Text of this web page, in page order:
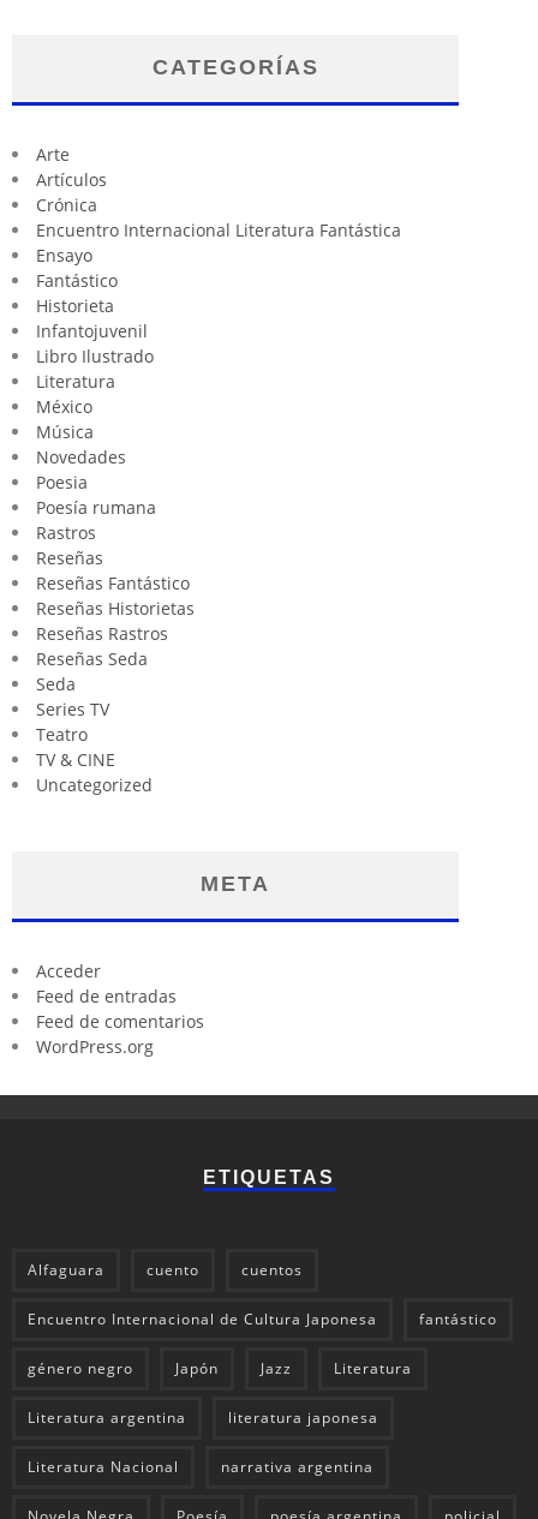
CATEGORÍAS
Arte
Artículos
Crónica
Encuentro Internacional Literatura Fantástica
Ensayo
Fantástico
Historieta
Infantojuvenil
Libro Ilustrado
Literatura
México
Música
Novedades
Poesia
Poesía rumana
Rastros
Reseñas
Reseñas Fantástico
Reseñas Historietas
Reseñas Rastros
Reseñas Seda
Seda
Series TV
Teatro
TV & CINE
Uncategorized
META
Acceder
Feed de entradas
Feed de comentarios
WordPress.org
ETIQUETAS
Alfaguara cuento cuentos
Encuentro Internacional de Cultura Japonesa fantástico
género negro Japón Jazz Literatura
Literatura argentina literatura japonesa
Literatura Nacional narrativa argentina